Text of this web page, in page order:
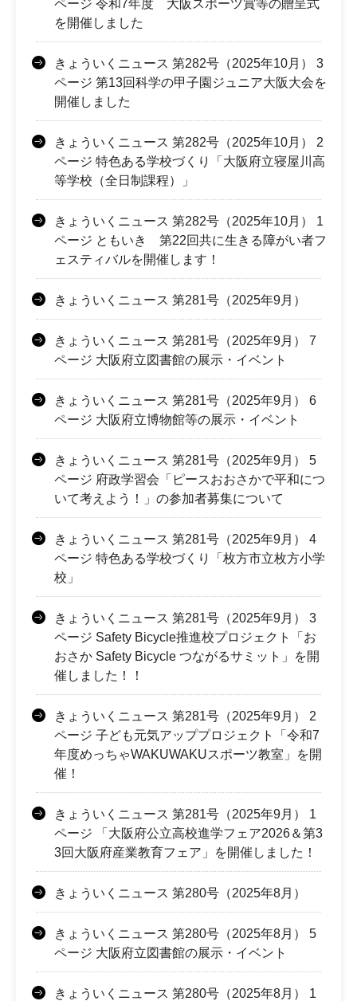
ページ 令和7年度 大阪スポーツ賞等の贈呈式
を開催しました
きょういくニュース 第282号（2025年10月） 3
ページ 第13回科学の甲子園ジュニア大阪大会を
開催しました
きょういくニュース 第282号（2025年10月） 2
ページ 特色ある学校づくり「大阪府立寝屋川高
等学校（全日制課程）」
きょういくニュース 第282号（2025年10月） 1
ページ ともいき 第22回共に生きる障がい者フ
ェスティバルを開催します！
きょういくニュース 第281号（2025年9月）
きょういくニュース 第281号（2025年9月） 7
ページ 大阪府立図書館の展示・イベント
きょういくニュース 第281号（2025年9月） 6
ページ 大阪府立博物館等の展示・イベント
きょういくニュース 第281号（2025年9月） 5
ページ 府政学習会「ピースおおさかで平和につ
いて考えよう！」の参加者募集について
きょういくニュース 第281号（2025年9月） 4
ページ 特色ある学校づくり「枚方市立枚方小学
校」
きょういくニュース 第281号（2025年9月） 3
ページ Safety Bicycle推進校プロジェクト「お
おさか Safety Bicycle つながるサミット」を開
催しました！！
きょういくニュース 第281号（2025年9月） 2
ページ 子ども元気アッププロジェクト「令和7
年度めっちゃWAKUWAKUスポーツ教室」を開
催！
きょういくニュース 第281号（2025年9月） 1
ページ 「大阪府公立高校進学フェア2026＆第3
3回大阪府産業教育フェア」を開催しました！
きょういくニュース 第280号（2025年8月）
きょういくニュース 第280号（2025年8月） 5
ページ 大阪府立図書館の展示・イベント
きょういくニュース 第280号（2025年8月） 1